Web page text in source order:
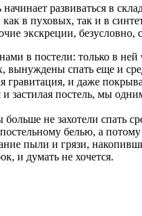
развиваться в
в пуховых, так и в
экскреции, безусловно,
в постели: только в
спать еще и
гравитация, и даже
застилая постель, мы
не захотели спать
белью, а
пыли и грязи,
и думать не хочется.